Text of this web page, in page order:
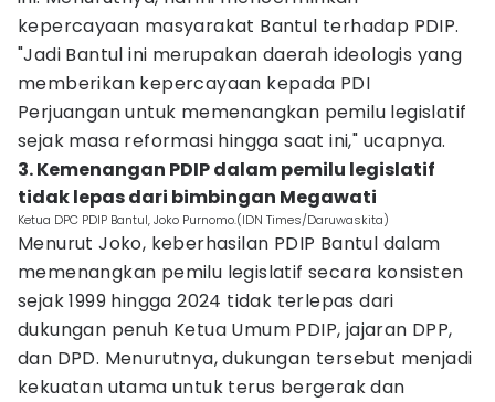
kepercayaan masyarakat Bantul terhadap PDIP.
"Jadi Bantul ini merupakan daerah ideologis yang
memberikan kepercayaan kepada PDI
Perjuangan untuk memenangkan pemilu legislatif
sejak masa reformasi hingga saat ini," ucapnya.
3. Kemenangan PDIP dalam pemilu legislatif
tidak lepas dari bimbingan Megawati
Ketua DPC PDIP Bantul, Joko Purnomo.(IDN Times/Daruwaskita)
Menurut Joko, keberhasilan PDIP Bantul dalam
memenangkan pemilu legislatif secara konsisten
sejak 1999 hingga 2024 tidak terlepas dari
dukungan penuh Ketua Umum PDIP, jajaran DPP,
dan DPD. Menurutnya, dukungan tersebut menjadi
kekuatan utama untuk terus bergerak dan